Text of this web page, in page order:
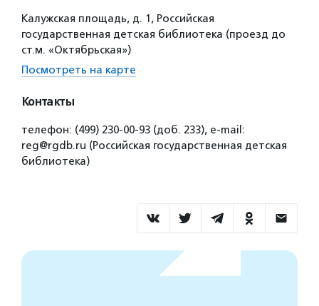
Калужская площадь, д. 1, Российская
государственная детская библиотека (проезд до
ст.м. «Октябрьская»)
Посмотреть на карте
Контакты
телефон: (499) 230-00-93 (доб. 233), е-mail:
reg@rgdb.ru (Российская государственная детская
библиотека)